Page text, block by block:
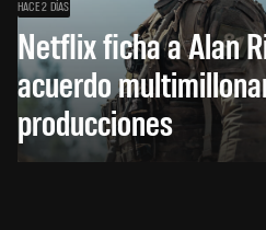
HACE 2 DÍAS
Netflix ficha a Alan
acuerdo
producciones